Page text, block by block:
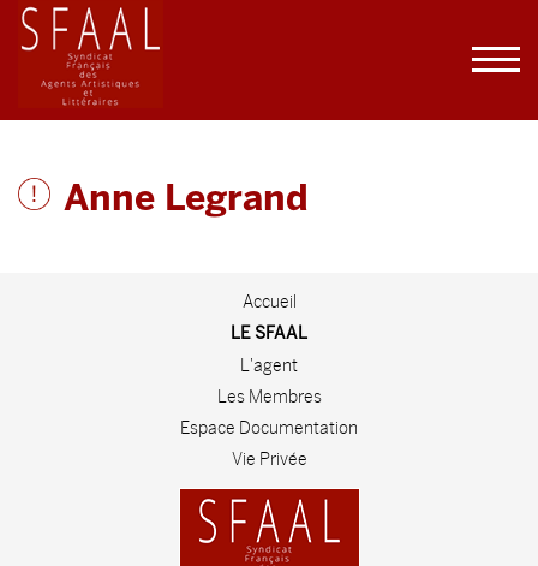
Anne Legrand
Accueil
LE SFAAL
L'agent
Les Membres
Espace Documentation
Vie Privée